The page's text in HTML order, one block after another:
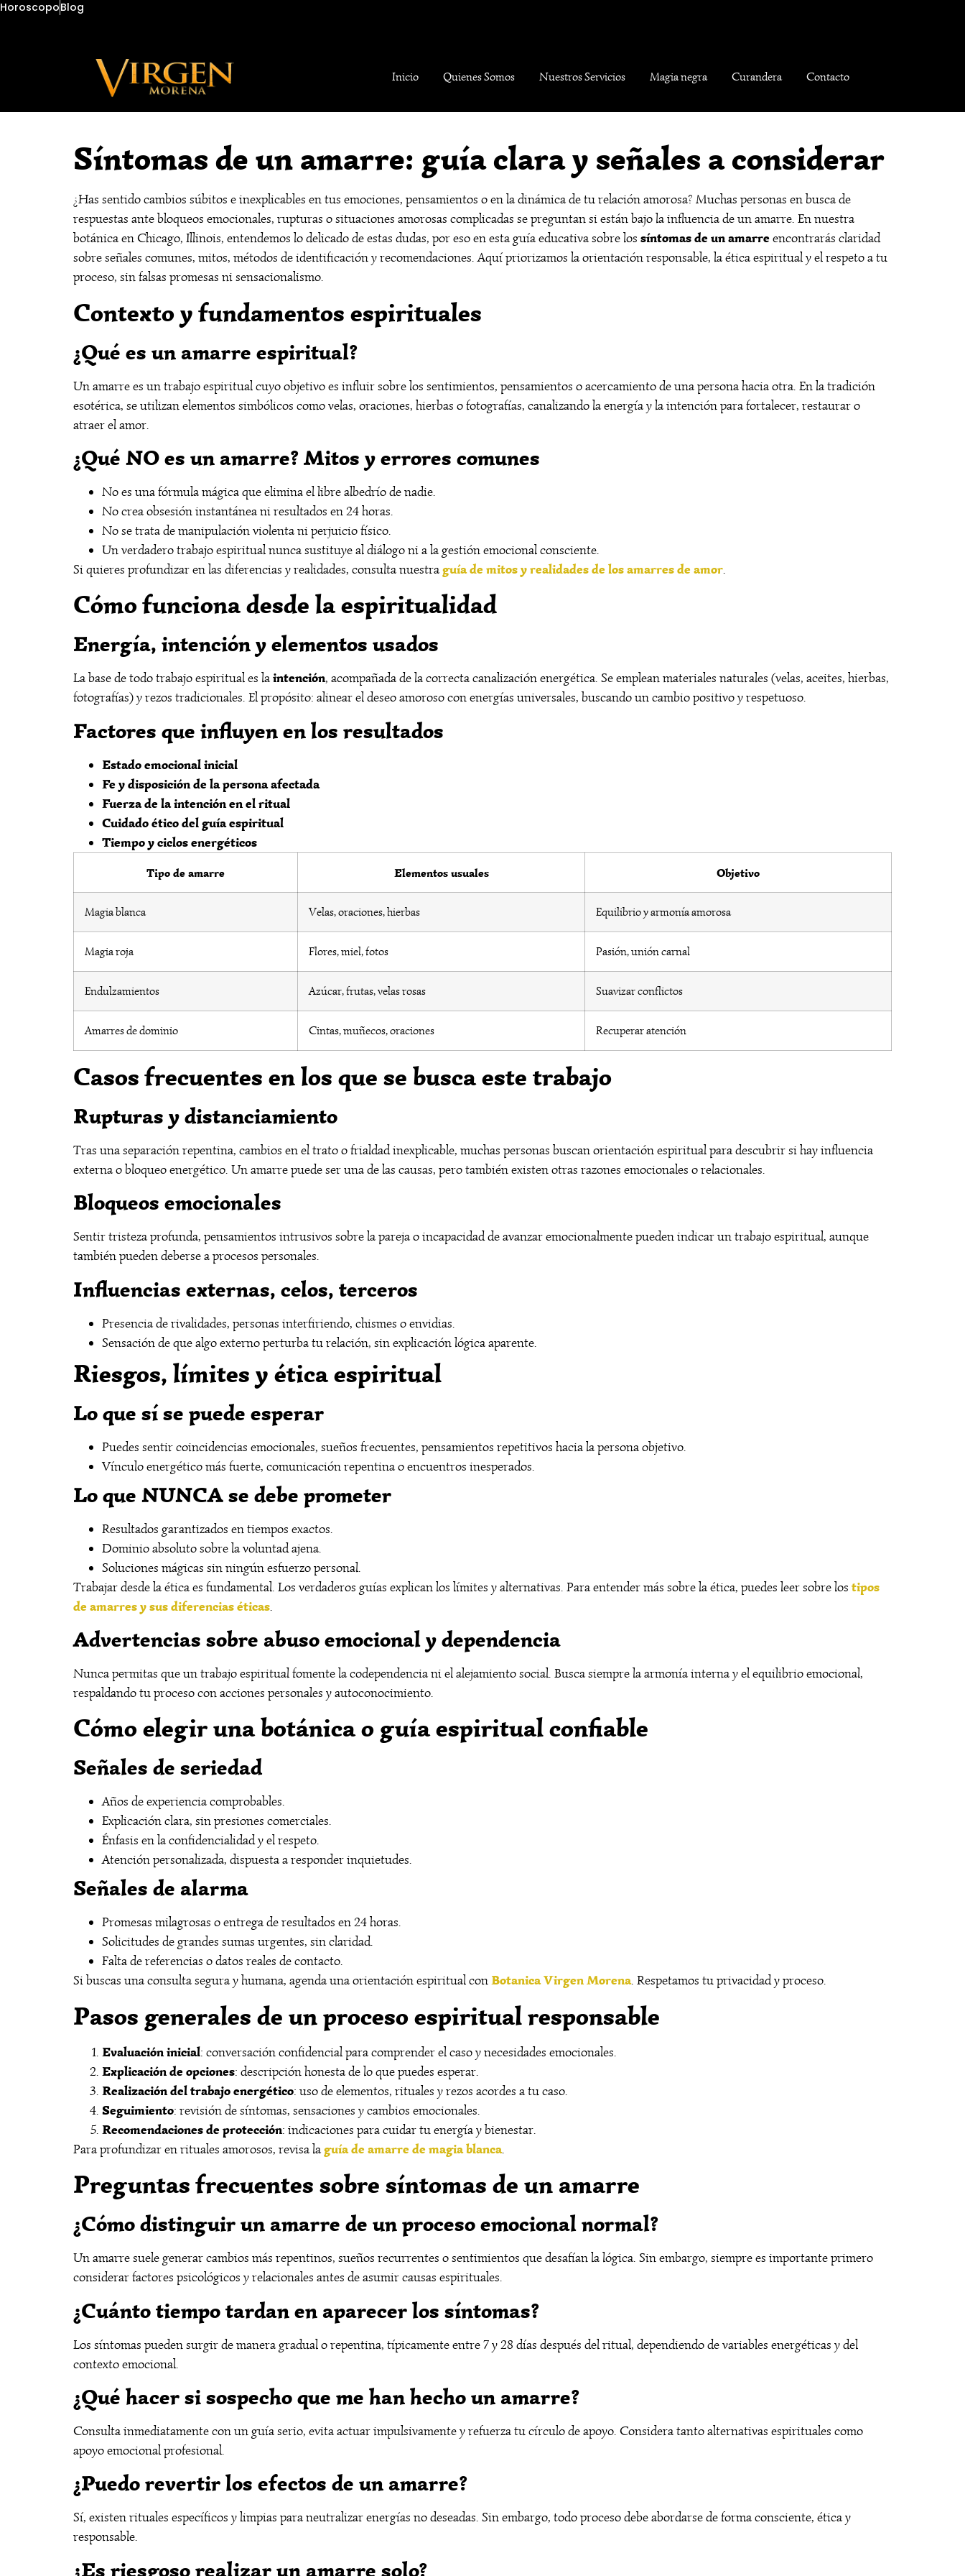
HoroscopoBlog
Inicio Quienes Somos Nuestros Servicios Magia negra Curandera Contacto
Síntomas de un amarre: guía clara y señales a considerar
¿Has sentido cambios súbitos e inexplicables en tus emociones, pensamientos o en la dinámica de tu relación amorosa? Muchas personas en busca de
respuestas ante bloqueos emocionales, rupturas o situaciones amorosas complicadas se preguntan si están bajo la influencia de un amarre. En nuestra
botánica en Chicago, Illinois, entendemos lo delicado de estas dudas, por eso en esta guía educativa sobre los síntomas de un amarreencontrarás claridad
sobre señales comunes, mitos, métodos de identificación y recomendaciones. Aquí priorizamos la orientación responsable, la ética espiritual y el respeto a tu
proceso, sin falsas promesas ni sensacionalismo.
Contexto y fundamentos espirituales
¿Qué es un amarre espiritual?
Un amarre es un trabajo espiritual cuyo objetivo es influir sobre los sentimientos, pensamientos o acercamiento de una persona hacia otra. En la tradición
esotérica, se utilizan elementos simbólicos como velas, oraciones, hierbas o fotografías, canalizando la energía y la intención para fortalecer, restaurar o
atraer el amor.
¿Qué NO es un amarre? Mitos y errores comunes
No es una fórmula mágica que elimina el libre albedrío de nadie.
No crea obsesión instantánea ni resultados en 24 horas.
No se trata de manipulación violenta ni perjuicio físico.
Un verdadero trabajo espiritual nunca sustituye al diálogo ni a la gestión emocional consciente.
Si quieres profundizar en las diferencias y realidades, consulta nuestraguía de mitos y realidades de los amarres de amor.
Cómo funciona desde la espiritualidad
Energía, intención y elementos usados
La base de todo trabajo espiritual es laintención, acompañada de la correcta canalización energética. Se emplean materiales naturales (velas, aceites, hierbas,
fotografías) y rezos tradicionales. El propósito: alinear el deseo amoroso con energías universales, buscando un cambio positivo y respetuoso.
Factores que influyen en los resultados
Estado emocional inicial
Fe y disposición de la persona afectada
Fuerza de la intención en el ritual
Cuidado ético del guía espiritual
Tiempo y ciclos energéticos
Tipo de amarre Elementos usuales Objetivo
Magia blanca Velas, oraciones, hierbas Equilibrio y armonía amorosa
Magia roja Flores, miel, fotos Pasión, unión carnal
Endulzamientos Azúcar, frutas, velas rosas Suavizar conflictos
Amarres de dominio Cintas, muñecos, oraciones Recuperar atención
Casos frecuentes en los que se busca este trabajo
Rupturas y distanciamiento
Tras una separación repentina, cambios en el trato o frialdad inexplicable, muchas personas buscan orientación espiritual para descubrir si hay influencia
externa o bloqueo energético. Un amarre puede ser una de las causas, pero también existen otras razones emocionales o relacionales.
Bloqueos emocionales
Sentir tristeza profunda, pensamientos intrusivos sobre la pareja o incapacidad de avanzar emocionalmente pueden indicar un trabajo espiritual, aunque
también pueden deberse a procesos personales.
Influencias externas, celos, terceros
Presencia de rivalidades, personas interfiriendo, chismes o envidias.
Sensación de que algo externo perturba tu relación, sin explicación lógica aparente.
Riesgos, límites y ética espiritual
Lo que sí se puede esperar
Puedes sentir coincidencias emocionales, sueños frecuentes, pensamientos repetitivos hacia la persona objetivo.
Vínculo energético más fuerte, comunicación repentina o encuentros inesperados.
Lo que NUNCA se debe prometer
Resultados garantizados en tiempos exactos.
Dominio absoluto sobre la voluntad ajena.
Soluciones mágicas sin ningún esfuerzo personal.
Trabajar desde la ética es fundamental. Los verdaderos guías explican los límites y alternativas. Para entender más sobre la ética, puedes leer sobre los tipos
de amarres y sus diferencias éticas.
Advertencias sobre abuso emocional y dependencia
Nunca permitas que un trabajo espiritual fomente la codependencia ni el alejamiento social. Busca siempre la armonía interna y el equilibrio emocional,
respaldando tu proceso con acciones personales y autoconocimiento.
Cómo elegir una botánica o guía espiritual confiable
Señales de seriedad
Años de experiencia comprobables.
Explicación clara, sin presiones comerciales.
Énfasis en la confidencialidad y el respeto.
Atención personalizada, dispuesta a responder inquietudes.
Señales de alarma
Promesas milagrosas o entrega de resultados en 24 horas.
Solicitudes de grandes sumas urgentes, sin claridad.
Falta de referencias o datos reales de contacto.
Si buscas una consulta segura y humana, agenda una orientación espiritual conBotanica Virgen Morena. Respetamos tu privacidad y proceso.
Pasos generales de un proceso espiritual responsable
Evaluación inicial: conversación confidencial para comprender el caso y necesidades emocionales.
Explicación de opciones: descripción honesta de lo que puedes esperar.
Realización del trabajo energético: uso de elementos, rituales y rezos acordes a tu caso.
Seguimiento: revisión de síntomas, sensaciones y cambios emocionales.
Recomendaciones de protección: indicaciones para cuidar tu energía y bienestar.
Para profundizar en rituales amorosos, revisa laguía de amarre de magia blanca.
Preguntas frecuentes sobre síntomas de un amarre
¿Cómo distinguir un amarre de un proceso emocional normal?
Un amarre suele generar cambios más repentinos, sueños recurrentes o sentimientos que desafían la lógica. Sin embargo, siempre es importante primero
considerar factores psicológicos y relacionales antes de asumir causas espirituales.
¿Cuánto tiempo tardan en aparecer los síntomas?
Los síntomas pueden surgir de manera gradual o repentina, típicamente entre 7 y 28 días después del ritual, dependiendo de variables energéticas y del
contexto emocional.
¿Qué hacer si sospecho que me han hecho un amarre?
Consulta inmediatamente con un guía serio, evita actuar impulsivamente y refuerza tu círculo de apoyo. Considera tanto alternativas espirituales como
apoyo emocional profesional.
¿Puedo revertir los efectos de un amarre?
Sí, existen rituales específicos y limpias para neutralizar energías no deseadas. Sin embargo, todo proceso debe abordarse de forma consciente, ética y
responsable.
¿Es riesgoso realizar un amarre solo?